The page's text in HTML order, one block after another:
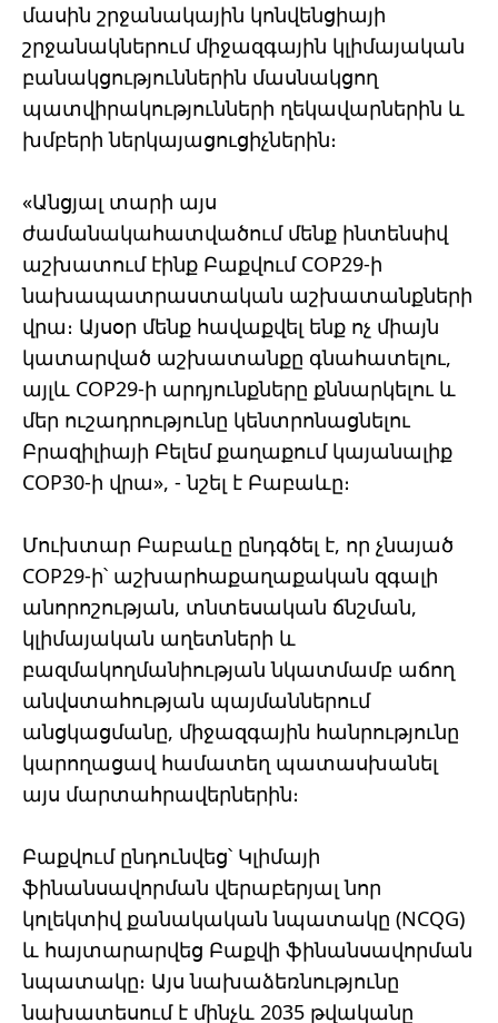
մասին շրջանակային կոնվենցիայի
շրջանակներում միջազգային կլիմայական
բանակցություններին մասնակցող
պատվիրակությունների ղեկավարներին և
խմբերի ներկայացուցիչներին։
«Անցյալ տարի այս
ժամանակահատվածում մենք ինտենսիվ
աշխատում էինք Բաքվում COP29-ի
նախապատրաստական աշխատանքների
վրա։ Այսօր մենք հավաքվել ենք ոչ միայն
կատարված աշխատանքը գնահատելու,
այլև COP29-ի արդյունքները քննարկելու և
մեր ուշադրությունը կենտրոնացնելու
Բրազիլիայի Բելեմ քաղաքում կայանալիք
COP30-ի վրա», - նշել է Բաբաևը։
Մուխտար Բաբաևը ընդգծել է, որ չնայած
COP29-ի՝ աշխարհաքաղաքական զգալի
անորոշության, տնտեսական ճնշման,
կլիմայական աղետների և
բազմակողմանիության նկատմամբ աճող
անվստահության պայմաններում
անցկացմանը, միջազգային հանրությունը
կարողացավ համատեղ պատասխանել
այս մարտահրավերներին։
Բաքվում ընդունվեց՝ Կլիմայի
ֆինանսավորման վերաբերյալ նոր
կոլեկտիվ քանակական նպատակը (NCQG)
և հայտարարվեց Բաքվի ֆինանսավորման
նպատակը։ Այս նախաձեռնությունը
նախատեսում է մինչև 2035 թվականը